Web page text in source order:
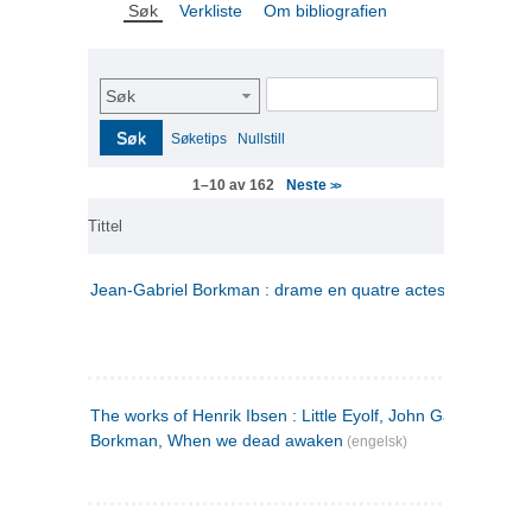
Søk Verkliste Om bibliografien
Søk
Søk Søketips Nullstill
1–10 av 162 Neste >>
Tittel
Jean-Gabriel Borkman : drame en quatre actes
The works of Henrik Ibsen : Little Eyolf, John Gabriel
Borkman, When we dead awaken (engelsk)